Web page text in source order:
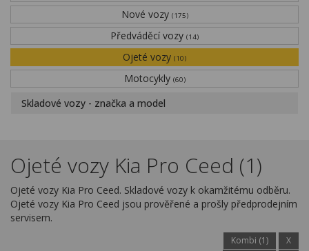
Obytné vozy
Financování
Novinky
Kontakty
Nové vozy (175)
Předváděcí vozy (14)
Ojeté vozy (10)
Motocykly (60)
Skladové vozy - značka a model
Ojeté vozy Kia Pro Ceed (1)
Ojeté vozy Kia Pro Ceed. Skladové vozy k okamžitému odběru.
Ojeté vozy Kia Pro Ceed jsou prověřené a prošly předprodejním
servisem.
Kombi (1)
X